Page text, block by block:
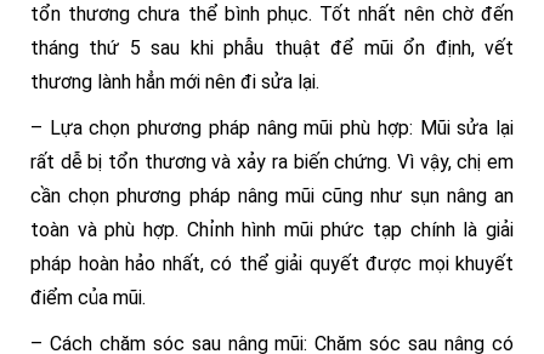
tổn thương chưa thể bình phục. Tốt nhất nên chờ đến
tháng thứ 5 sau khi phẫu thuật để mũi ổn định, vết
thương lành hẳn mới nên đi sửa lại.
– Lựa chọn phương pháp nâng mũi phù hợp: Mũi sửa lại
rất dễ bị tổn thương và xảy ra biến chứng. Vì vậy, chị em
cần chọn phương pháp nâng mũi cũng như sụn nâng an
toàn và phù hợp. Chỉnh hình mũi phức tạp chính là giải
pháp hoàn hảo nhất, có thể giải quyết được mọi khuyết
điểm của mũi.
– Cách chăm sóc sau nâng mũi: Chăm sóc sau nâng có